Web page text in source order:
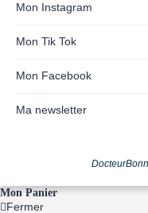
Mon Instagram
Mon Tik Tok
Mon Facebook
Ma newsletter
Mon Panier
Fermer